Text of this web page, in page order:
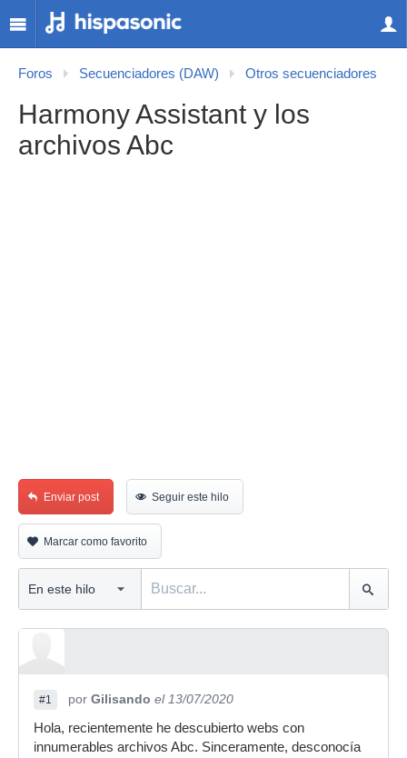
Foros Secuenciadores (DAW) Otros secuenciadores
Harmony Assistant y los
archivos Abc
Enviar post Seguir este hilo
Marcar como favorito
#1 por Gilisando el 13/07/2020
Hola, recientemente he descubierto webs con
innumerables archivos Abc. Sinceramente, desconocía